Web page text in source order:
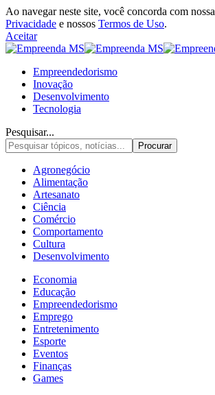
Ao navegar neste site, você concorda com nossa
Privacidade e nossos Termos de Uso.
Aceitar
Empreendedorismo
Inovação
Desenvolvimento
Tecnologia
Pesquisar...
Agronegócio
Alimentação
Artesanato
Ciência
Comércio
Comportamento
Cultura
Desenvolvimento
Economia
Educação
Empreendedorismo
Emprego
Entretenimento
Esporte
Eventos
Finanças
Games